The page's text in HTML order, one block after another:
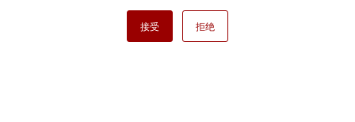
接受 拒绝
Copyright ⓒ Nisshinbo Micro Devices Inc. All Rights Reserved.